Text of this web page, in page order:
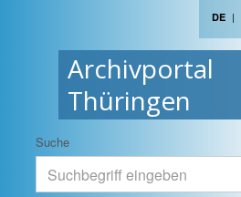
Archivportal
Thüringen
DE |
Suche